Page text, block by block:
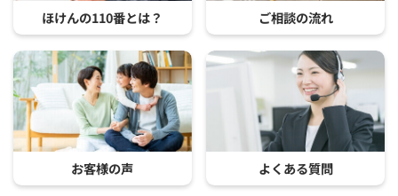
ほけんの110番とは？ ご相談の流れ
お客様の声 よくある質問